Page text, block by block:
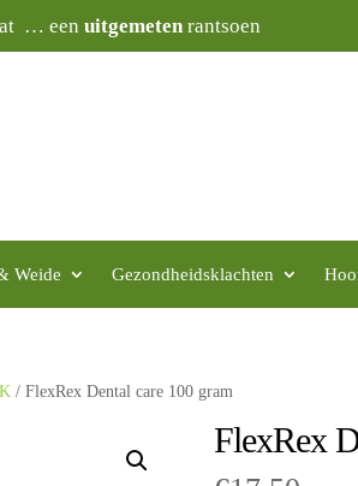
… eenuitgemetenrantsoen
Weide Gezondheidsklachten
/ FlexRex Dental care 100 gram
FlexRex